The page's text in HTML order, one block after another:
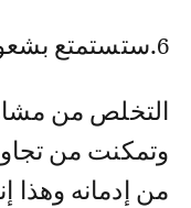
6.ستستمتع بشعورك بالسيطرة
التخلص من
وتمكنت من
من إدمانه وهذا